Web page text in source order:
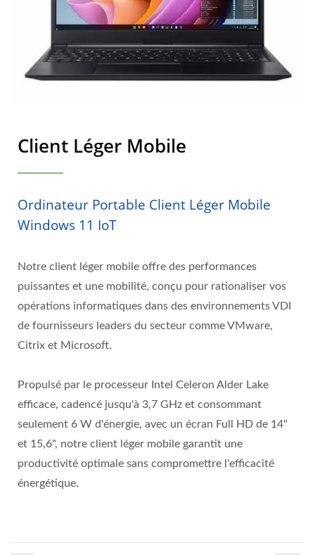
Client Léger Mobile
Ordinateur Portable Client Léger Mobile
Windows 11 IoT
Notre client léger mobile offre des performances
puissantes et une mobilité, conçu pour rationaliser vos
opérations informatiques dans des environnements VDI
de fournisseurs leaders du secteur comme VMware,
Citrix et Microsoft.
Propulsé par le processeur Intel Celeron Alder Lake
efficace, cadencé jusqu'à 3,7 GHz et consommant
seulement 6 W d'énergie, avec un écran Full HD de 14"
et 15,6", notre client léger mobile garantit une
productivité optimale sans compromettre l'efficacité
énergétique.